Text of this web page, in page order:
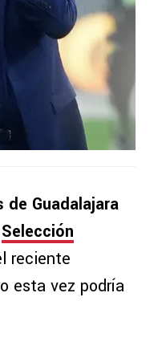
de Guadalajara
Selección
reciente
esta vez podría